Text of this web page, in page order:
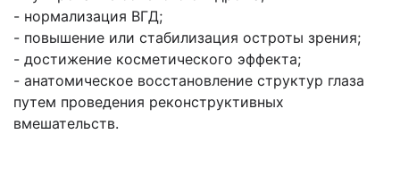
- нормализация ВГД;
- повышение или стабилизация остроты зрения;
- достижение косметического эффекта;
- анатомическое восстановление структур глаза
путем проведения реконструктивных
вмешательств.